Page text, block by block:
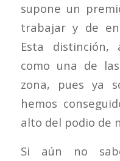
supone un
trabajar y de
Esta distinción,
como una de
zona, pues ya
hemos
alto del podio de
Si aún no